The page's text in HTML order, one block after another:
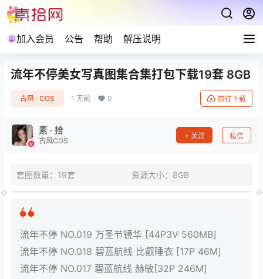
加入会员 公告 帮助 解压说明
流年不停美女写真图集合集打包下载19套 8GB
古风 · COS 1 天前 0 前往下载
素 · 拾
古风COS
关注 私信
套图数量：19套 资源大小：8GB
流年不停 NO.019 万圣节镜华 [44P3V 560MB]
流年不停 NO.018 碧蓝航线 比叡睡衣 [17P 46M]
流年不停 NO.017 碧蓝航线 赫敏[32P 246M]